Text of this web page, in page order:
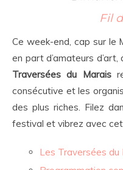
Fil
Ce week-end, cap sur le
en part d’amateurs
Traversées du Marais
consécutive et les
des plus riches. Filez
festival et vibrez avec
Les Traversées du